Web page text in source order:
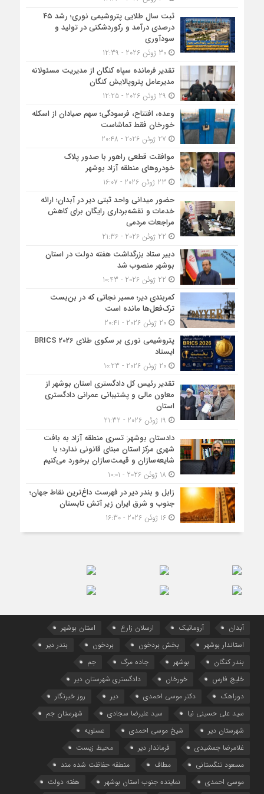
ثبت سال طلایی پتروشیمی نوری؛ رشد ۴۵
درصدی درآمد و رکوردشکنی در تولید و
سودآوری
30 ژوئن 2026 - 12:39
تقدیر فرمانده سپاه کنگان از مدیریت مسئولانه
مدیرعامل پتروپالایش کنگان
وعده، افتتاح، فرسودگی؛ سهم صیادان از اسکله
خورخان فقط تماشاست
موافقت قطعی راهور با صدور پلاک
خودروهای منطقه آزاد بوشهر
حضور میدانی واحد ثبتی دیر در آبدان؛ ارائه
خدمات و نقشه‌برداری رایگان برای کاهش
مراجعات مردمی
دبیر ستاد بزرگداشت هفته دولت در استان
بوشهر منصوب شد
کمربندی دیر؛ مسیر نجاتی که در بن‌بست
ترک‌فعل‌ها مانده است
20 ژوئن 2026 - 20:41
پتروشیمی نوری بر سکوی طلای BRICS 2026
ایستاد
20 ژوئن 2026 - 10:23
تقدیر رئیس کل دادگستری استان بوشهر از
معاون مالی و پشتیبانی عمرانی دادگستری
استان
دادستان بوشهر: تسری منطقه آزاد به بافت
شهری مرکز استان مبنای قانونی ندارد؛ با
شایعه‌سازان و قیمت‌سازان برخورد می‌کنیم
زابل و بندر دیر در فهرست داغ‌ترین نقاط جهان؛
جنوب و شرق ایران زیر آتش تابستان
16 ژوئن 2026 - 16:30
آبدان آروماتیک ارسلان زارع
استان بوشهر
استاندار بوشهر
بخش بردخون بردخون
بندر دیر
بندر کنگان
بوشهر جاده مرگ
جم
خلیج فارس
خورخان
دادگستری شهرستان دیر
دوراهک
دکتر موسی احمدی دیر
روز خبرنگار
سید علی حسینی نیا
سید علیرضا سجادی
شهرستان جم
شهرستان دیر
شیخ موسی احمدی
عسلویه
غلامرضا جمشیدی
فرماندار دیر
محیط زیست
مسعود تنگستانی
مطاف
منطقه حفاظت شده مند
موسی احمدی
نماینده جنوب استان بوشهر
هفته دولت